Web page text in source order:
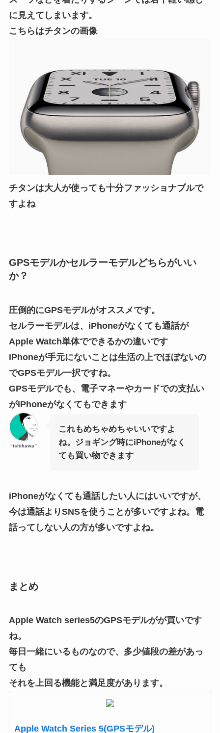
に見えてしまいます。
こちらはチタンの画像
チタンは大人が使っても十分ファッショナブルで
すよね
GPSモデルかセルラーモデルどちらがいい
か？
圧倒的にGPSモデルがオススメです。
セルラーモデルは、iPhoneがなくても通話が
Apple Watch単体でできるかの違いです
iPhoneが手元にないことは生活の上でほぼないの
でGPSモデル一択ですね。
GPSモデルでも、電子マネーやカードでの支払い
がiPhoneがなくてもできます
“ishikawa”
これもめちゃめちゃいいですよ
ね。ジョギング時にiPhoneがなく
ても買い物できます
iPhoneがなくても通話したい人にはいいですが、
今は通話よりSNSを使うことが多いですよね。電
話ってしない人の方が多いですよね。
まとめ
Apple Watch series5のGPSモデルがが買いです
ね。
毎日一緒にいるものなので、多少値段の差があっ
ても
それを上回る機能と満足度があります。
Apple Watch Series 5(GPSモデル)